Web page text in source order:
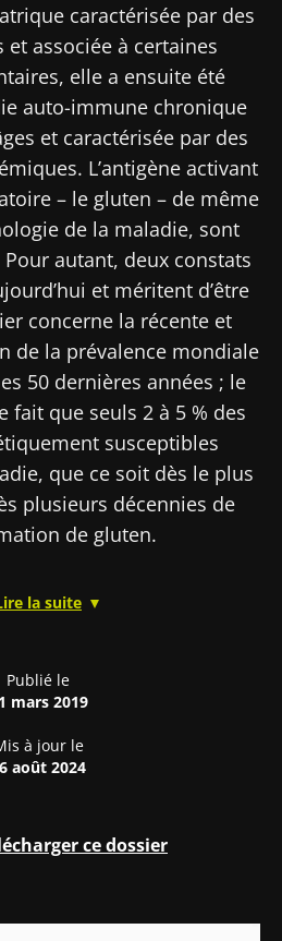
caractérisée par des
associée à certaines
elle a ensuite été
auto-immune chronique
et caractérisée par des
L’antigène activant
– le gluten – de même
de la maladie, sont
autant, deux constats
et méritent d’être
concerne la récente et
de la prévalence mondiale
50 dernières années ; le
fait que seuls 2 à 5 % des
susceptibles
que ce soit dès le plus
plusieurs décennies de
de gluten.
de développer la maladie
encore à identifier.
par des facteurs
le fait d’être né en
gastro-intestinales,
immunogéniques du
À l’inverse, l’âge
ou le mode
la suite
Publié le
mars 2019
à jour le
août 2024
ce dossier